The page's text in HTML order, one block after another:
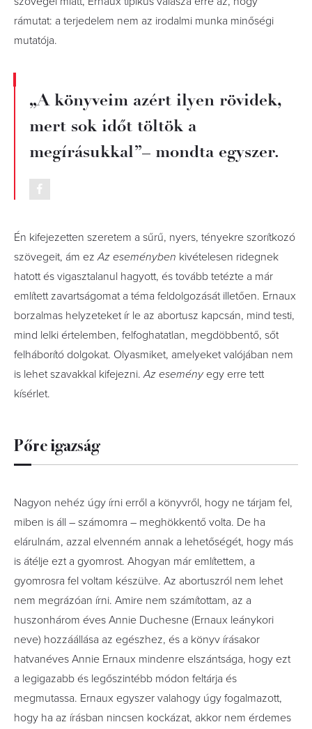
rámutat: a terjedelem nem az irodalmi munka minőségi
mutatója.
„A könyveim azért ilyen rövidek,
mert sok időt töltök a
megírásukkal”– mondta egyszer.
Én kifejezetten szeretem a sűrű, nyers, tényekre szorítkozó
szövegeit, ám ezAz eseményben kivételesen ridegnek
hatott és vigasztalanul hagyott, és tovább tetézte a már
említett zavartságomat a téma feldolgozását illetően. Ernaux
borzalmas helyzeteket ír le az abortusz kapcsán, mind testi,
mind lelki értelemben, felfoghatatlan, megdöbbentő, sőt
felháborító dolgokat. Olyasmiket, amelyeket valójában nem
is lehet szavakkal kifejezni.Az eseményegy erre tett
kísérlet.
Pőre igazság
Nagyon nehéz úgy írni erről a könyvről, hogy ne tárjam fel,
miben is áll – számomra – meghökkentő volta. De ha
elárulnám, azzal elvenném annak a lehetőségét, hogy más
is átélje ezt a gyomrost. Ahogyan már említettem, a
gyomrosra fel voltam készülve. Az abortuszról nem lehet
nem megrázóan írni. Amire nem számítottam, az a
huszonhárom éves Annie Duchesne (Ernaux leánykori
neve) hozzáállása az egészhez, és a könyv írásakor
hatvanéves Annie Ernaux mindenre elszántsága, hogy ezt
a legigazabb és legőszintébb módon feltárja és
megmutassa. Ernaux egyszer valahogy úgy fogalmazott,
hogy ha az írásban nincsen kockázat, akkor nem érdemes